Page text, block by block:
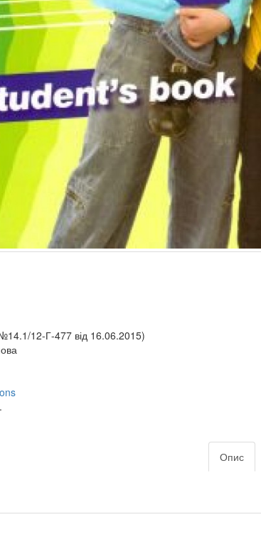
12-Г-477 від 16.06.2015)
Опис